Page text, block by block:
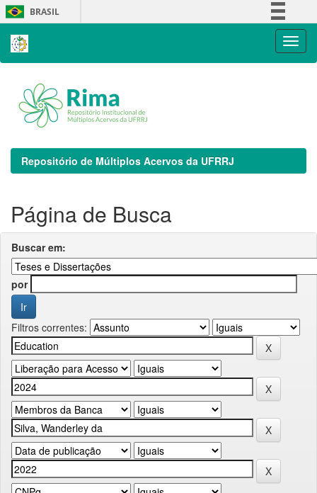
Skip
navigation
BRASIL
Repositório de Múltiplos Acervos da UFRRJ
Página de Busca
Buscar em:
por
Filtros correntes: